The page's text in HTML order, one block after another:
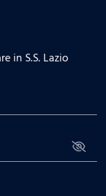
in S.S. Lazio